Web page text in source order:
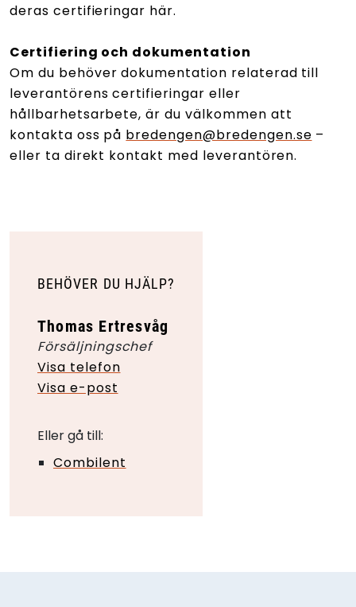
deras certifieringar här.
Certifiering och dokumentation
Om du behöver dokumentation relaterad till
leverantörens certifieringar eller
hållbarhetsarbete, är du välkommen att
kontakta oss på bredengen@bredengen.se –
eller ta direkt kontakt med leverantören.
BEHÖVER DU HJÄLP?
Thomas Ertresvåg
Försäljningschef
Visa telefon
Visa e-post
Eller gå till:
Combilent